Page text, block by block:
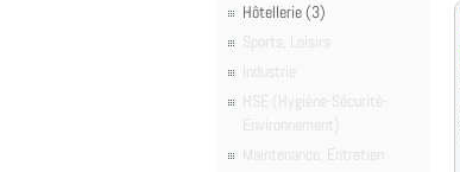
Hôtellerie (3)
Sports, Loisirs
Industrie
HSE (Hygiène-Sécurité-
Environnement)
Maintenance, Entretien